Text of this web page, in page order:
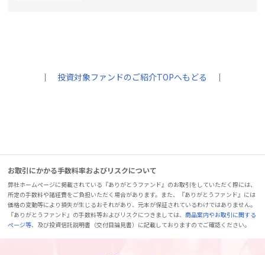
｜ 投資対象ファンドのご紹介TOPへもどる ｜
お取引にかかる手数料率およびリスクについて
弊社ホームページに掲載されている『ありがとうファンド』のお取引をしていただく際には、
所定の手数料や諸経費をご負担いただく場合があります。また、『ありがとうファンド』には
価格の変動等により損失が生じるおそれがあり、元本が保証されているわけではありません。
『ありがとうファンド』の手数料等およびリスクにつきましては、商品案内やお取引に関する
ページ等、及び投資信託説明書（交付目論見書）に記載しておりますのでご確認ください。